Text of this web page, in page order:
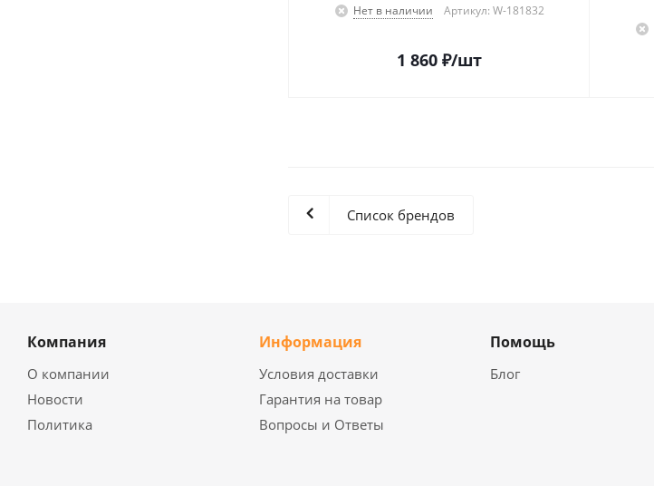
Нет в наличии Артикул: W-181832
1 860 ₽/шт
Список брендов
Компания
О компании
Новости
Политика
Информация
Условия доставки
Гарантия на товар
Вопросы и Ответы
Помощь
Блог